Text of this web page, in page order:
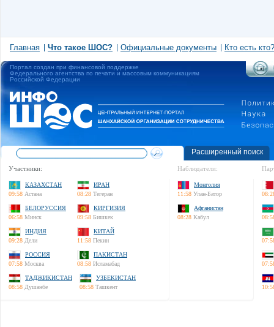
Главная Что такое ШОС? Официальные документы Кто есть кто?
Портал создан при финансовой поддержке
Федерального агентства по печати и массовым коммуникациям
Российской Федерации
Расширенный поиск
Участники:
КАЗАХСТАН
09:58 Астана
ИРАН
08:28 Тегеран
БЕЛОРУССИЯ
06:58 Минск
КИРГИЗИЯ
09:58 Бишкек
ИНДИЯ
09:28 Дели
КИТАЙ
11:58 Пекин
РОССИЯ
07:58 Москва
ПАКИСТАН
08:58 Исламабад
ТАДЖИКИСТАН
08:58 Душанбе
УЗБЕКИСТАН
08:58 Ташкент
Наблюдатели:
Монголия
11:58 Улан-Батор
Афганистан
08:28 Кабул